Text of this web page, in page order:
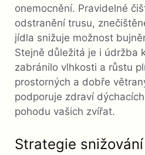
onemocnění. Pravidelné
odstranění trusu,
jídla snižuje možnost
Stejně důležitá je i údržba
zabránilo vlhkosti a růstu
prostorných a dobře
podporuje zdraví
pohodu vašich zvířat.
Strategie